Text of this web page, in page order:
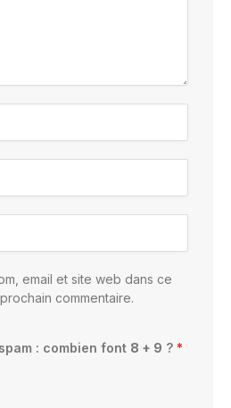
email et site web dans ce
commentaire.
: combien font 8 + 9 ? *